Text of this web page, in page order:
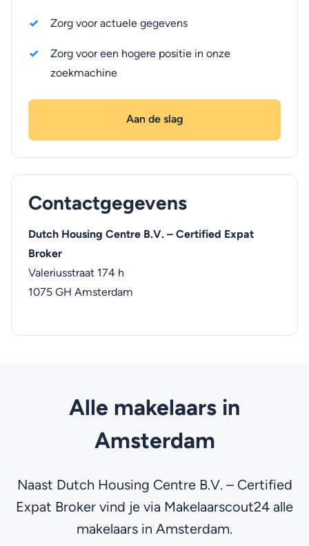
Zorg voor actuele gegevens
Zorg voor een hogere positie in onze
zoekmachine
Aan de slag
Contactgegevens
Dutch Housing Centre B.V. – Certified Expat
Broker
Valeriusstraat 174 h
1075 GH Amsterdam
Alle makelaars in
Amsterdam
Naast Dutch Housing Centre B.V. – Certified
Expat Broker vind je via Makelaarscout24 alle
makelaars in Amsterdam.